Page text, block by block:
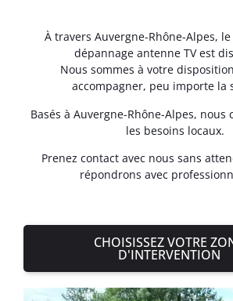
À travers Auvergne-Rhône-Alpes,
dépannage antenne TV est
Nous sommes à votre
accompagner, peu importe la
Basés à Auvergne-Rhône-Alpes, nous
les besoins locaux.
Prenez contact avec nous sans
répondrons avec
CHOISISSEZ VOTRE
D'INTERVENTION